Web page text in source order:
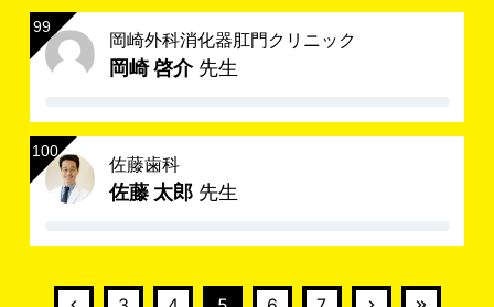
岡崎外科消化器肛門クリニック
岡崎 啓介先生
佐藤歯科
佐藤 太郎 先生